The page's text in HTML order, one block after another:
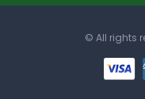
© All rights